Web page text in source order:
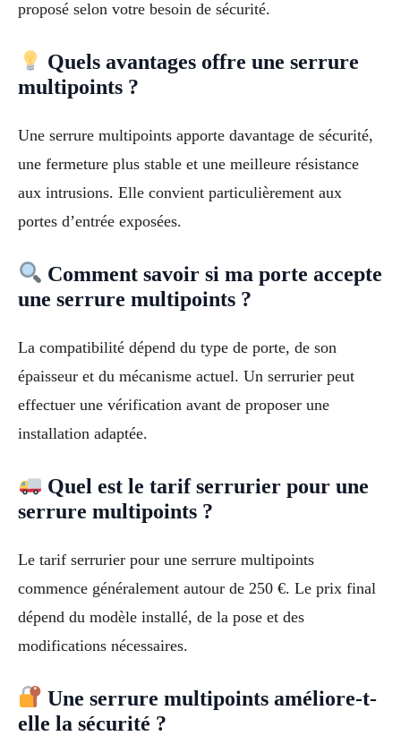
proposé selon votre besoin de sécurité.
Quels avantages offre une serrure
multipoints ?
Une serrure multipoints apporte davantage de sécurité,
une fermeture plus stable et une meilleure résistance
aux intrusions. Elle convient particulièrement aux
portes d’entrée exposées.
Comment savoir si ma porte accepte
une serrure multipoints ?
La compatibilité dépend du type de porte, de son
épaisseur et du mécanisme actuel. Un serrurier peut
effectuer une vérification avant de proposer une
installation adaptée.
Quel est le tarif serrurier pour une
serrure multipoints ?
Le tarif serrurier pour une serrure multipoints
commence généralement autour de 250 €. Le prix final
dépend du modèle installé, de la pose et des
modifications nécessaires.
Une serrure multipoints améliore-t-
elle la sécurité ?